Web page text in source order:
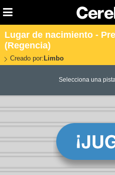
Lugar de nacimiento -
(Regencia)
Creado por: Limbo
Selecciona una